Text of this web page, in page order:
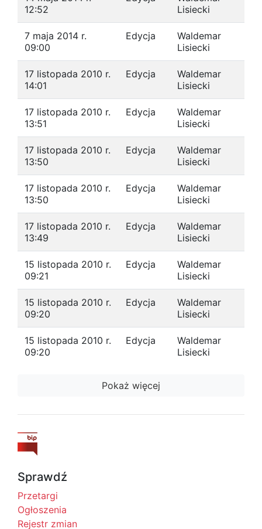
12:52
Lisiecki
7 maja 2014 r.
09:00
Edycja
Waldemar
Lisiecki
17 listopada 2010 r.
14:01
Edycja
Waldemar
Lisiecki
17 listopada 2010 r.
13:51
Edycja
Waldemar
Lisiecki
17 listopada 2010 r.
13:50
Edycja
Waldemar
Lisiecki
17 listopada 2010 r.
13:50
Edycja
Waldemar
Lisiecki
17 listopada 2010 r.
13:49
Edycja
Waldemar
Lisiecki
15 listopada 2010 r.
09:21
Edycja
Waldemar
Lisiecki
15 listopada 2010 r.
09:20
Edycja
Waldemar
Lisiecki
15 listopada 2010 r.
09:20
Edycja
Waldemar
Lisiecki
Pokaż więcej
Sprawdź
Przetargi
Ogłoszenia
Rejestr zmian